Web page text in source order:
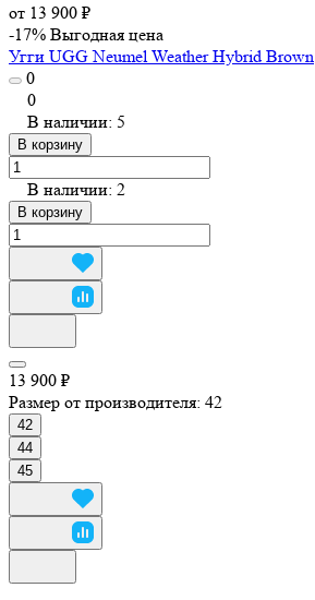
от 13 900 ₽
-17% Выгодная цена
Угги UGG Neumel Weather Hybrid Brown
0
0
В наличии: 5
В корзину
В наличии: 2
В корзину
13 900 ₽
Размер от производителя: 42
42
44
45